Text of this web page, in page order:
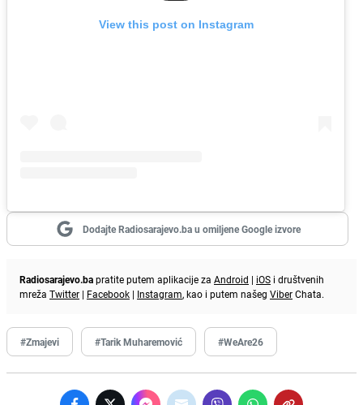
View this post on Instagram
Dodajte Radiosarajevo.ba u omiljene Google izvore
Radiosarajevo.bapratite putem aplikacije za Android | iOS i društvenih
mreža Twitter | Facebook | Instagram, kao i putem našeg ViberChata.
#Zmajevi #Tarik Muharemović #WeAre26